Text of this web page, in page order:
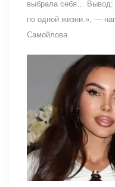
выбрала себя… Вывод:
по одной жизни.», —
Самойлова.